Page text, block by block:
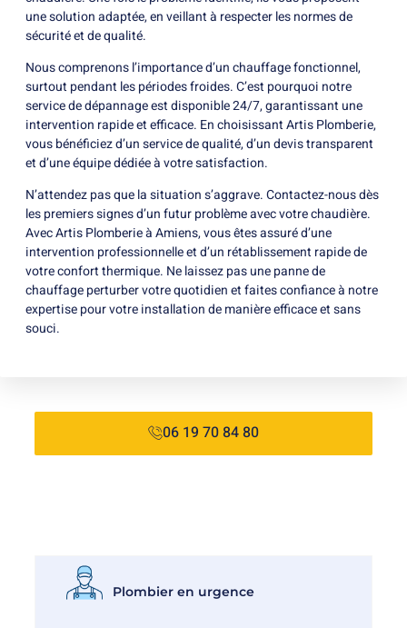
une solution adaptée, en veillant à respecter les normes de
sécurité et de qualité.
Nous comprenons l’importance d’un chauffage fonctionnel,
surtout pendant les périodes froides. C’est pourquoi notre
service de dépannage est disponible 24/7, garantissant une
intervention rapide et efficace. En choisissant Artis Plomberie,
vous bénéficiez d’un service de qualité, d’un devis transparent
et d’une équipe dédiée à votre satisfaction.
N’attendez pas que la situation s’aggrave. Contactez-nous dès
les premiers signes d’un futur problème avec votre chaudière.
Avec Artis Plomberie à Amiens, vous êtes assuré d’une
intervention professionnelle et d’un rétablissement rapide de
votre confort thermique. Ne laissez pas une panne de
chauffage perturber votre quotidien et faites confiance à notre
expertise pour votre installation de manière efficace et sans
souci.
06 19 70 84 80
Plombier en urgence